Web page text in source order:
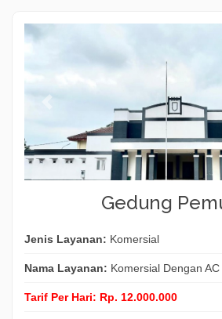
Gedung
Jenis Layanan: Komersial
Nama Layanan: Komersial Dengan AC
Tarif Per Hari: Rp. 12.000.000